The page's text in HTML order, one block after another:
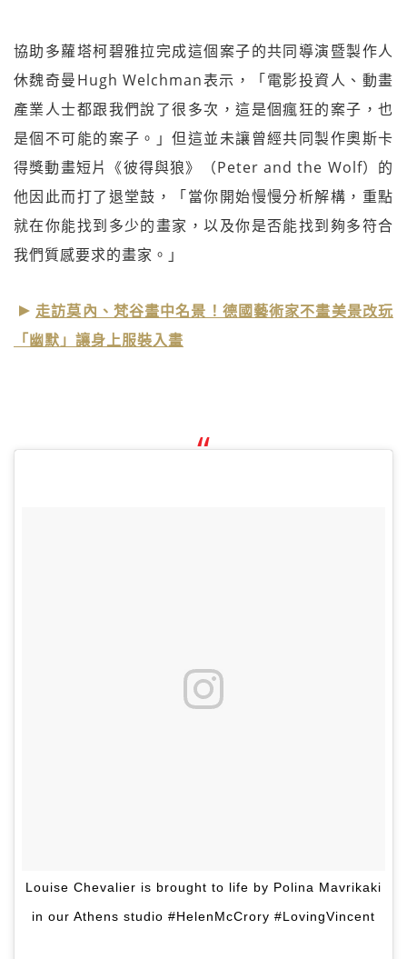
協助多蘿塔柯碧雅拉完成這個案子的共同導演暨製作人
休魏奇曼Hugh Welchman表示，「電影投資人、動畫
產業人士都跟我們說了很多次，這是個瘋狂的案子，也
是個不可能的案子。」但這並未讓曾經共同製作奧斯卡
得獎動畫短片《彼得與狼》（Peter and the Wolf）的
他因此而打了退堂鼓，「當你開始慢慢分析解構，重點
就在你能找到多少的畫家，以及你是否能找到夠多符合
我們質感要求的畫家。」
走訪莫內、梵谷畫中名景！德國藝術家不畫美景改玩
「幽默」讓身上服裝入畫
Louise Chevalier is brought to life by Polina Mavrikaki
in our Athens studio #HelenMcCrory #LovingVincent